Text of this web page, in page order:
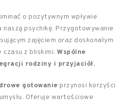
o pozytywnym wpływie
psychikę. Przygotowywanie
zajęciem oraz doskonałym
czasu z bliskimi. Wspólne
rodziny i przyjaciół.
gotowanie przynosi korzyści
Oferuje wartościowe